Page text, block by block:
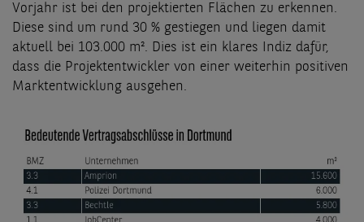
Vorjahr ist bei den projektierten Flächen zu erkennen.
Diese sind um rund 30 % gestiegen und liegen damit
aktuell bei 103.000 m². Dies ist ein klares Indiz dafür,
dass die Projektentwickler von einer weiterhin positiven
Marktentwicklung ausgehen.